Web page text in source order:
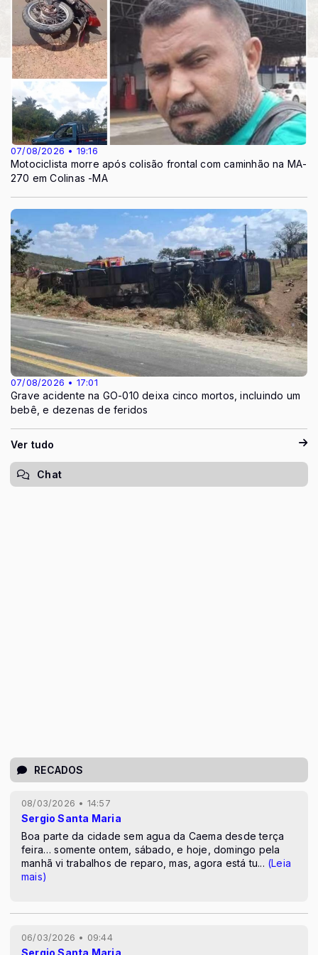
07/08/2026 • 19:16
Motociclista morre após colisão frontal com caminhão na MA-
270 em Colinas -MA
07/08/2026 • 17:01
Grave acidente na GO-010 deixa cinco mortos, incluindo um
bebê, e dezenas de feridos
Ver tudo
Chat
RECADOS
Sergio Santa Maria
08/03/2026 • 14:57
Boa parte da cidade sem agua da Caema desde terça
feira… somente ontem, sábado, e hoje, domingo pela
manhã vi trabalhos de reparo, mas, agora está tu... (Leia
mais)
Sergio Santa Maria
06/03/2026 • 09:44